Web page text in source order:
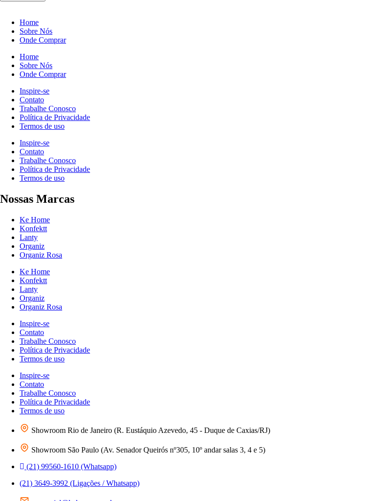
Home
Sobre Nós
Onde Comprar
Home
Sobre Nós
Onde Comprar
Inspire-se
Contato
Trabalhe Conosco
Política de Privacidade
Termos de uso
Inspire-se
Contato
Trabalhe Conosco
Política de Privacidade
Termos de uso
Nossas Marcas
Ke Home
Konfektt
Lanty
Organiz
Organiz Rosa
Ke Home
Konfektt
Lanty
Organiz
Organiz Rosa
Inspire-se
Contato
Trabalhe Conosco
Política de Privacidade
Termos de uso
Inspire-se
Contato
Trabalhe Conosco
Política de Privacidade
Termos de uso
Showroom Rio de Janeiro (R. Eustáquio Azevedo, 45 - Duque de Caxias/RJ)
Showroom São Paulo (Av. Senador Queirós nº305, 10º andar salas 3, 4 e 5)
(21) 99560-1610 (Whatsapp)
(21) 3649-3992 (Ligações / Whatsapp)